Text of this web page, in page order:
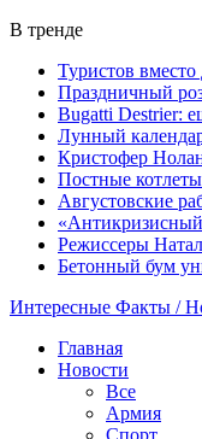
В тренде
Туристов
Праздничный
Bugatti Destrier:
Лунный
Кристофер
Постные
Августовские
Режиссеры
Бетонный бум
Интересные Факты /
Главная
Новости
Все
Армия
Спорт